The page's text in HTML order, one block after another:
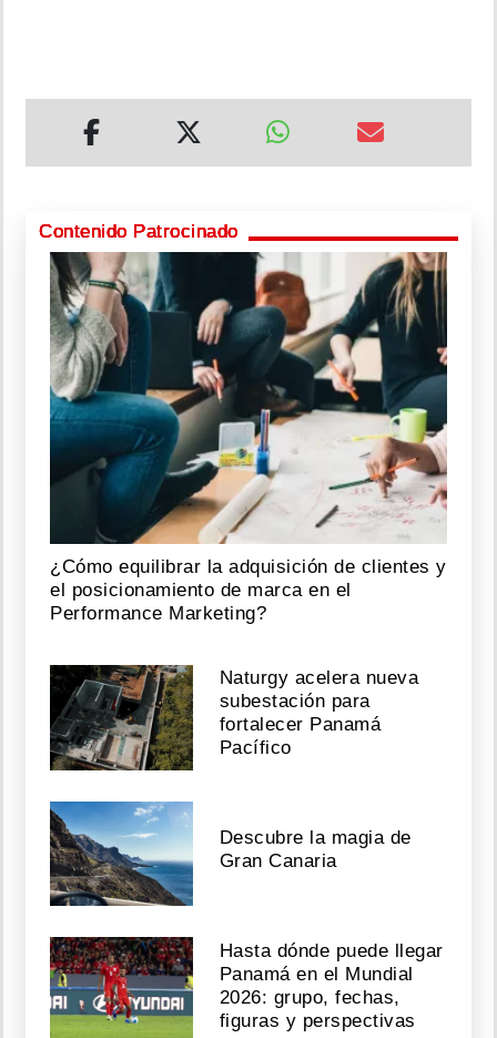
Contenido Patrocinado
¿Cómo equilibrar la adquisición de clientes y
el posicionamiento de marca en el
Performance Marketing?
Naturgy acelera nueva
subestación para
fortalecer Panamá
Pacífico
Descubre la magia de
Gran Canaria
Hasta dónde puede llegar
Panamá en el Mundial
2026: grupo, fechas,
figuras y perspectivas